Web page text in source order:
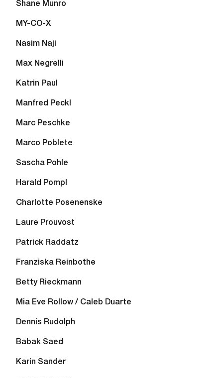
Shane Munro
MY-CO-X
Nasim Naji
Max Negrelli
Katrin Paul
Manfred Peckl
Marc Peschke
Marco Poblete
Sascha Pohle
Harald Pompl
Charlotte Posenenske
Laure Prouvost
Patrick Raddatz
Franziska Reinbothe
Betty Rieckmann
Mia Eve Rollow / Caleb Duarte
Dennis Rudolph
Babak Saed
Karin Sander